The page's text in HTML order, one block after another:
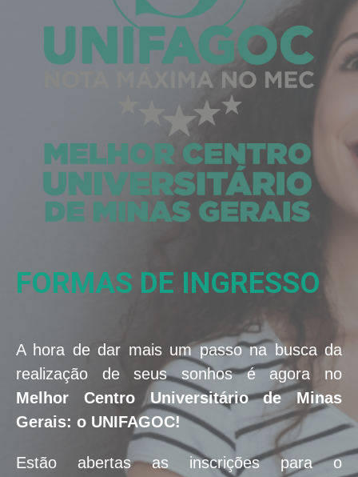
FORMAS DE INGRESSO
A hora de dar mais um passo na busca da
realização de seus sonhos é agora no
Melhor Centro Universitário de Minas
Gerais: o UNIFAGOC!
Estão abertas as inscrições para o